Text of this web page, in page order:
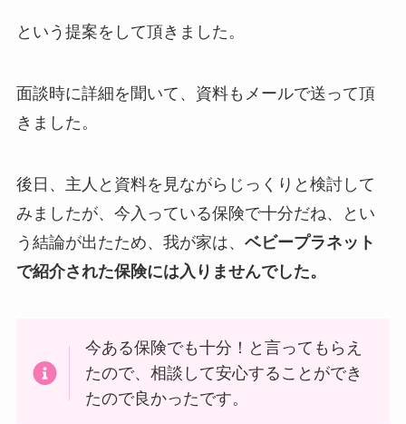
という提案をして頂きました。
面談時に詳細を聞いて、資料もメールで送って頂
きました。
後日、主人と資料を見ながらじっくりと検討して
みましたが、今入っている保険で十分だね、とい
う結論が出たため、我が家は、 ベビープラネット
で紹介された保険には入りませんでした。
今ある保険でも十分！と言ってもらえ
たので、相談して安心することができ
たので良かったです。